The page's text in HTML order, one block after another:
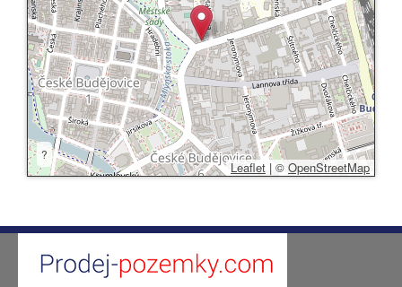
?
Leaflet | © OpenStreetMap